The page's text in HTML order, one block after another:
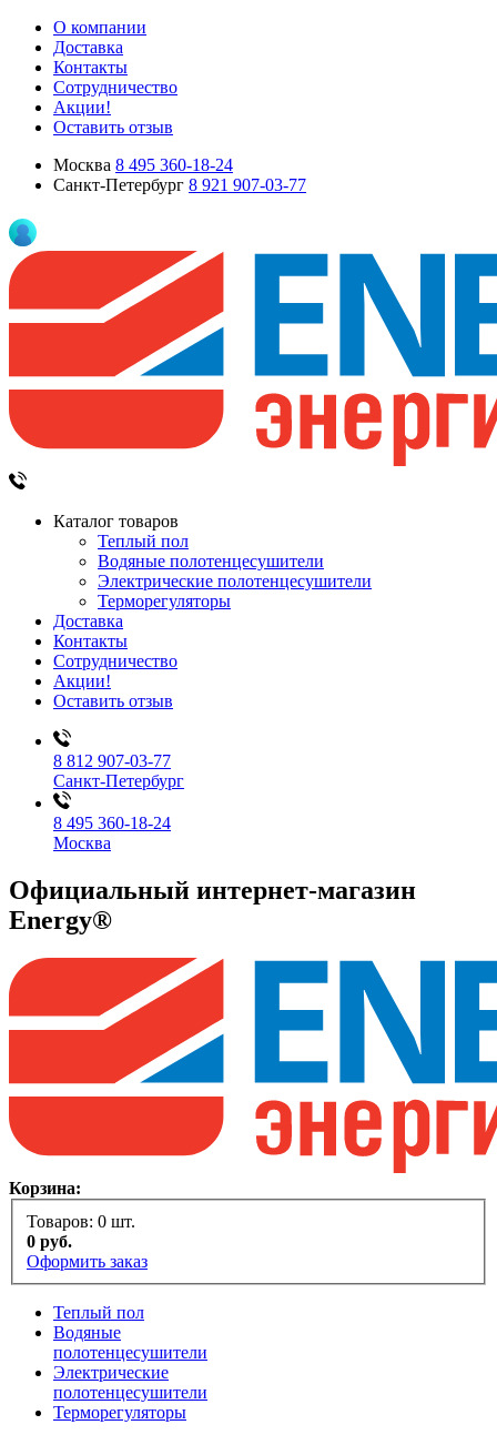
О компании
Доставка
Контакты
Сотрудничество
Акции!
Оставить отзыв
Москва 8 495 360-18-24
Санкт-Петербург 8 921 907-03-77
Каталог товаров
Теплый пол
Водяные полотенцесушители
Электрические полотенцесушители
Терморегуляторы
Доставка
Контакты
Сотрудничество
Акции!
Оставить отзыв
8 812 907-03-77
Санкт-Петербург
8 495 360-18-24
Москва
Официальный интернет-магазин
Energy®
Корзина:
Товаров: 0 шт.
0 руб.
Оформить заказ
Теплый пол
Водяные
полотенцесушители
Электрические
полотенцесушители
Терморегуляторы